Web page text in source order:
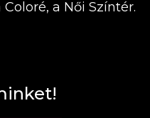
a Női Színtér.